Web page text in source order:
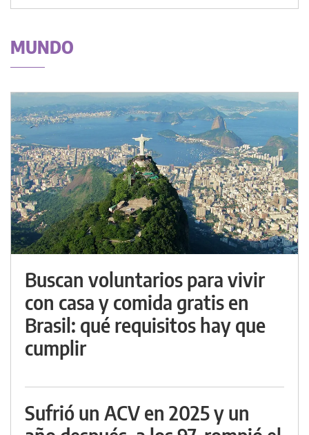
MUNDO
Buscan voluntarios para vivir
con casa y comida gratis en
Brasil: qué requisitos hay que
cumplir
Sufrió un ACV en 2025 y un